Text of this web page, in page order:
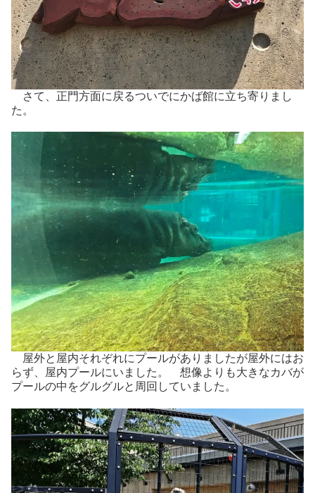
さて、正門方面に戻るついでにかば館に立ち寄りまし
た。
屋外と屋内それぞれにプールがありましたが屋外にはお
らず、屋内プールにいました。 想像よりも大きなカバが
プールの中をグルグルと周回していました。